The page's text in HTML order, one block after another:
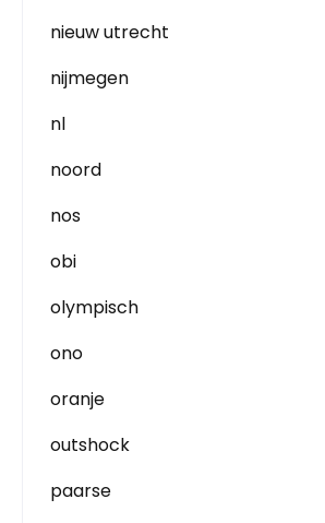
nieuw utrecht
nijmegen
nl
noord
nos
obi
olympisch
ono
oranje
outshock
paarse